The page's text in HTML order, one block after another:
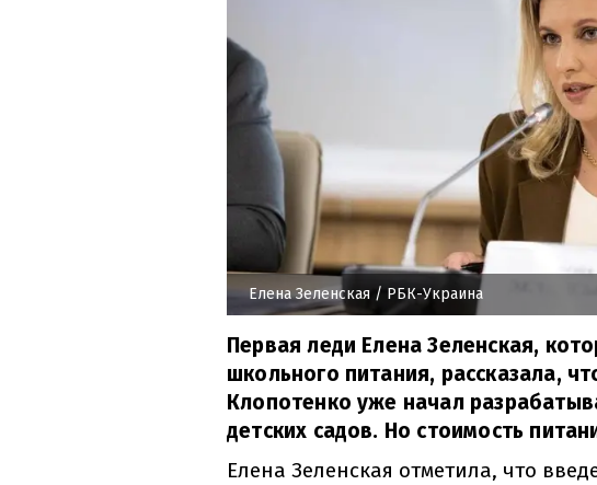
Елена Зеленская / РБК-Украина
Первая леди Елена Зеленская,
школьного питания, рассказала,
Клопотенко уже начал
детских садов. Но стоимость
Елена Зеленская отметила, что